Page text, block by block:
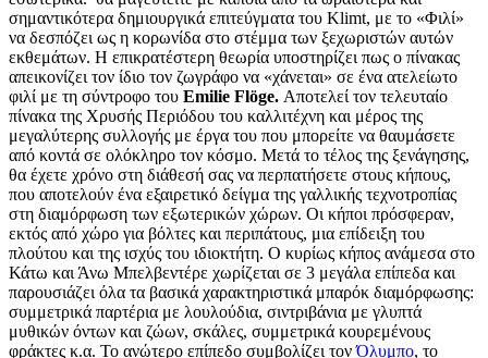
σημαντικότερα δημιουργικά επιτεύγματα του Klimt, με το «Φιλί»
να δεσπόζει ως η κορωνίδα στο στέμμα των ξεχωριστών αυτών
εκθεμάτων. Η επικρατέστερη θεωρία υποστηρίζει πως ο πίνακας
απεικονίζει τον ίδιο τον ζωγράφο να «χάνεται» σε ένα ατελείωτο
φιλί με τη σύντροφο του Emilie Flöge. Αποτελεί τον τελευταίο
πίνακα της Χρυσής Περιόδου του καλλιτέχνη και μέρος της
μεγαλύτερης συλλογής με έργα του που μπορείτε να θαυμάσετε
από κοντά σε ολόκληρο τον κόσμο. Μετά το τέλος της ξενάγησης,
θα έχετε χρόνο στη διάθεσή σας να περπατήσετε στους κήπους,
που αποτελούν ένα εξαιρετικό δείγμα της γαλλικής τεχνοτροπίας
στη διαμόρφωση των εξωτερικών χώρων. Οι κήποι πρόσφεραν,
εκτός από χώρο για βόλτες και περιπάτους, μια επίδειξη του
πλούτου και της ισχύς του ιδιοκτήτη. Ο κυρίως κήπος ανάμεσα στο
Κάτω και Άνω Μπελβεντέρε χωρίζεται σε 3 μεγάλα επίπεδα και
παρουσιάζει όλα τα βασικά χαρακτηριστικά μπαρόκ διαμόρφωσης:
συμμετρικά παρτέρια με λουλούδια, σιντριβάνια με γλυπτά
μυθικών όντων και ζώων, σκάλες, συμμετρικά κουρεμένους
φράκτες κ.α. Το ανώτερο επίπεδο συμβολίζει τονΌλυμπο, το